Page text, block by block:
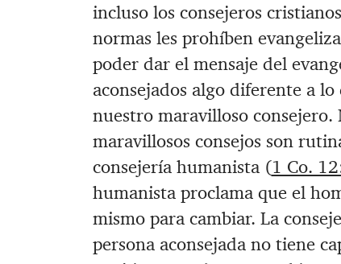
incluso los consejeros
normas les prohíben
poder dar el mensaje del
aconsejados algo diferente a
nuestro maravilloso consejero.
maravillosos consejos son
consejería humanista (1 Co.
humanista proclama que el
mismo para cambiar. La
persona aconsejada no tiene